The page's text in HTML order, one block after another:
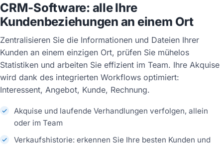
CRM-Software: alle Ihre
Kundenbeziehungen an einem Ort
Zentralisieren Sie die Informationen und Dateien Ihrer
Kunden an einem einzigen Ort, prüfen Sie mühelos
Statistiken und arbeiten Sie effizient im Team. Ihre Akquise
wird dank des integrierten Workflows optimiert:
Interessent, Angebot, Kunde, Rechnung.
Akquise und laufende Verhandlungen verfolgen, allein
oder im Team
Verkaufshistorie: erkennen Sie Ihre besten Kunden und